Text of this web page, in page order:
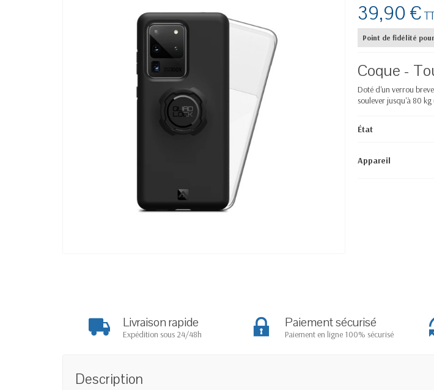
39,90 €
Point de fidélité
Coque -
Doté d'un verrou
soulever jusqu'à 80
État
Appareil
Livraison rapide
Expédition sous 24/48h
Paiement sécurisé
Paiement en ligne 100% sécurisé
Description